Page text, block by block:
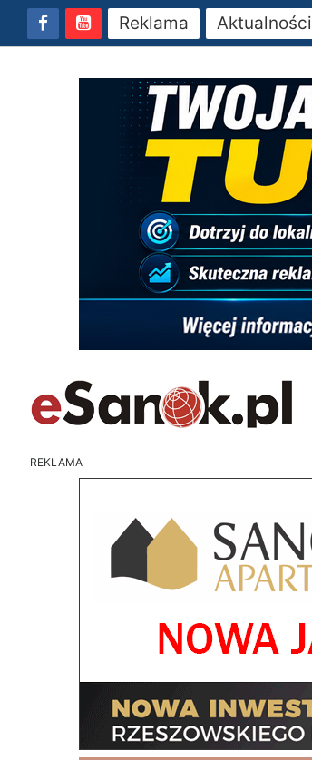
Reklama Aktualności
REKLAMA